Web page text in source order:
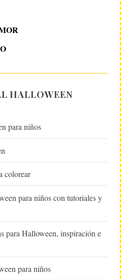
HALLOWEEN
para niños
colorear
para niños con tutoriales y
para Halloween, inspiración e
para niños